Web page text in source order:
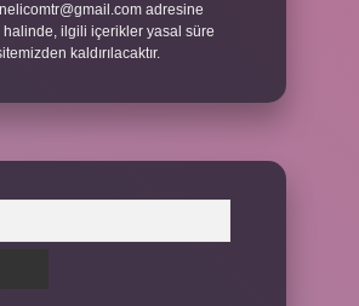
adresine
ilgili içerikler yasal süre
kaldırılacaktır.